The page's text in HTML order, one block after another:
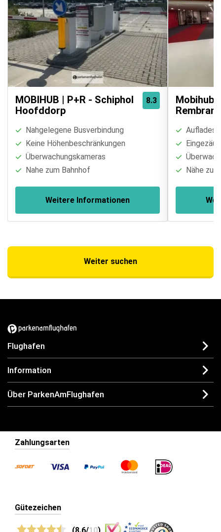
8.3
MOBIHUB | P+R - Schiphol
Hoofddorp
Nahgelegene Busverbindung
Keine Höhenbeschränkungen
Überwachungskameras
Nahe zum Bahnhof
Weitere Informationen
Mobihub
Nähe zu
Weiter suchen
Flughafen
Information
Über ParkenAmFlughafen
Zahlungsarten
Gütezeichen